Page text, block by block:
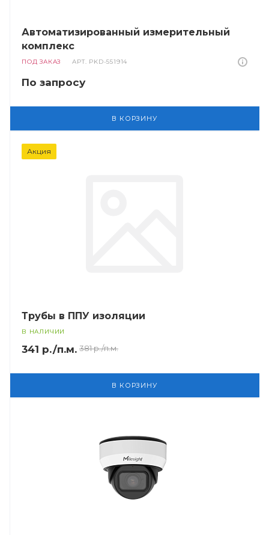
Автоматизированный измерительный
комплекс
ПОД ЗАКАЗ АРТ. PKD-551914
По запросу
В КОРЗИНУ
Акция
Трубы в ППУ изоляции
В НАЛИЧИИ
341 р./п.м. 381 р./п.м.
В КОРЗИНУ